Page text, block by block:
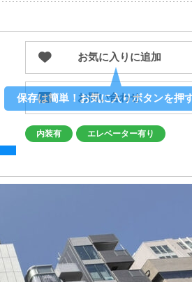
お気に入りに追加
お問い合わせ
内装有 エレベーター有り